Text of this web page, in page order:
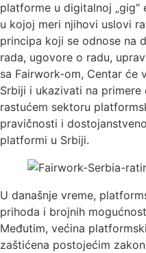
platforme u digitalnoj
u kojoj meri njihovi uslovi
principa koji se odnose na
rada, ugovore o radu,
sa Fairwork-om, Centar će
Srbiji i ukazivati na
rastućem sektoru
pravičnosti i
platformi u Srbiji.
U današnje vreme,
prihoda i brojnih
Međutim, većina
zaštićena postojećim